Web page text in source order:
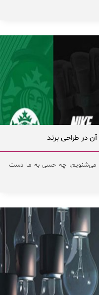
در طراحی برند
می‌شنویم، چه حسی به ما دست